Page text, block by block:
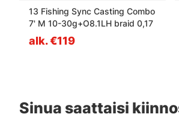
13 Fishing Sync Casting Combo
7' M 10-30g+O8.1LH braid 0,17
alk. €119
Sinua saattaisi